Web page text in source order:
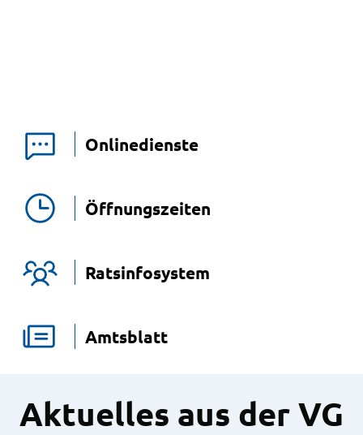
Onlinedienste
Öffnungszeiten
Ratsinfosystem
Amtsblatt
Aktuelles aus der VG